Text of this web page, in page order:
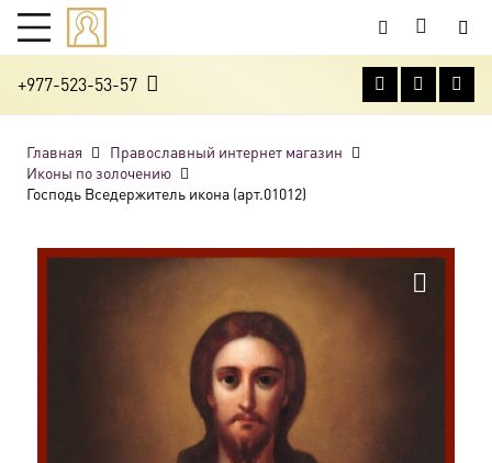
+977-523-53-57
Главная
Православный интернет магазин
Иконы по золочению
Господь Вседержитель икона (арт.01012)